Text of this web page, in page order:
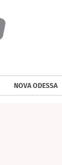
NOVA ODESSA